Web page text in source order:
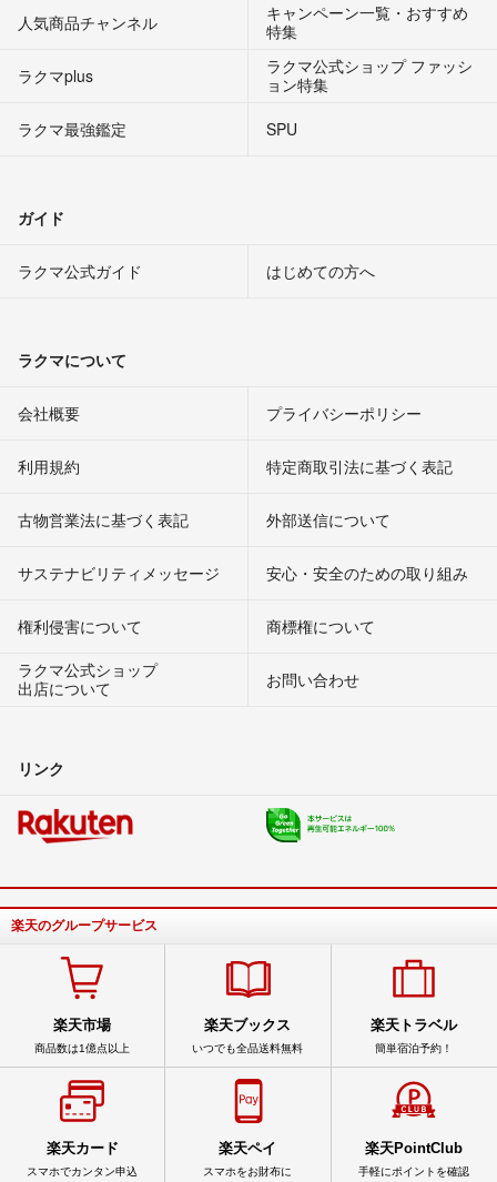
はい宜しくお願いいたします。
再度のご依頼いただき大変ありがとうございます！
煎茶100gx6本(新茶/本年度産)
¥2,468-(送料無料)になります。
よろしければ、専用出品をお作り致します。お知らせください。
お陰さまで、昨年度産のお茶は完売致しました。多大なるご愛顧を承
🌱本年度産の新価格について🌱
と、農園の持続可能も見据えて検討を重ねておりました。
出品者 LoveGreenTea🌱
当たり55円の値上げをさせていただきたくお知らせ致します。(※和紅
出品者 LoveGreenTea🌱
日頃からご愛飲いただいている皆さまへは本当に感謝をしており、と
ても心苦しいのですが、情勢が安定し以前の物価に戻った時には、ま
た煎茶価格を戻すことも考えております。
皆さまのお手元へ末永く狭山茶をお届けできるよう、農園維持へのご
理解とご協力の程、どうぞよろしくお願い申し上げます🙇
出品者 LoveGreenTea🌱 - 3ヶ月前
人気商品チャンネル
キャンペーン一覧・おすすめ
特集
ラクマplus
ラクマ公式ショップ ファッシ
ョン特集
ラクマ最強鑑定
SPU
ガイド
ラクマ公式ガイド はじめての方へ
ラクマについて
会社概要 プライバシーポリシー
利用規約 特定商取引法に基づく表記
古物営業法に基づく表記 外部送信について
サステナビリティメッセージ 安心・安全のための取り組み
権利侵害について
商標権について
ラクマ公式ショップ
出店について
お問い合わせ
リンク
楽天のグループサービス
楽天市場
商品数は1億点以上
楽天ブックス
いつでも全品送料無料
楽天トラベル
簡単宿泊予約！
楽天カード
スマホでカンタン申込
楽天ペイ
スマホをお財布に
楽天PointClub
手軽にポイントを確認